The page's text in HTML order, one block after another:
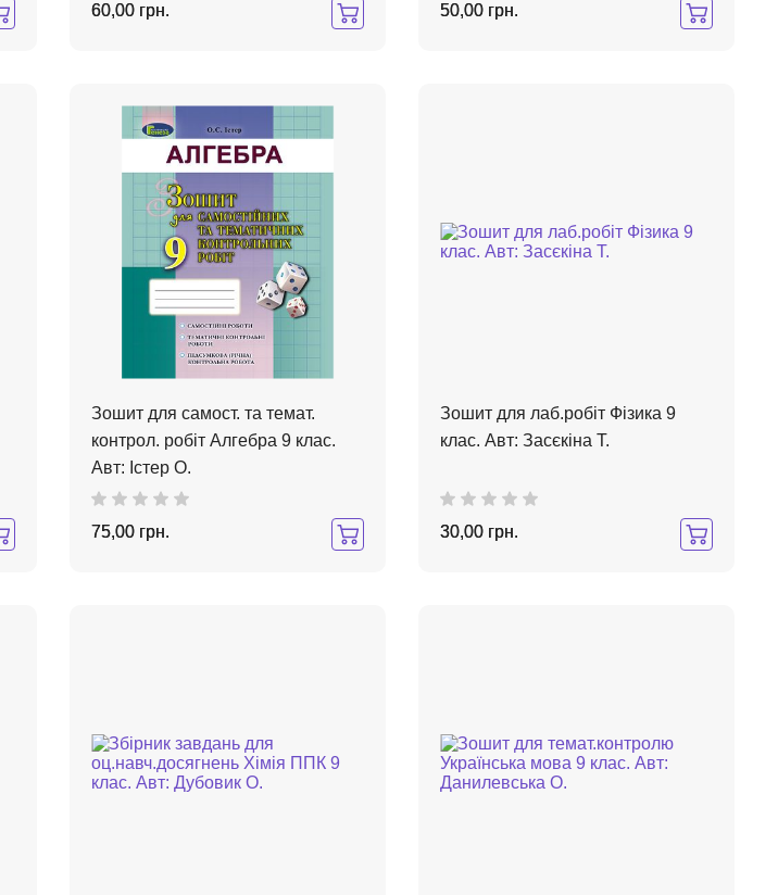
60,00 грн. 50,00 грн.
Зошит для самост. та темат.
контрол. робіт Алгебра 9 клас.
Авт: Істер О.
75,00 грн.
Зошит для лаб.робіт Фізика 9
клас. Авт: Засєкіна Т.
30,00 грн.